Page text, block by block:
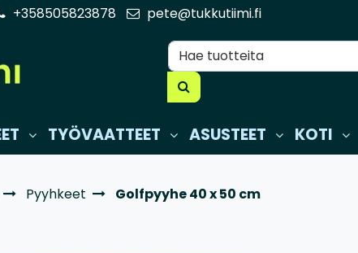
+358505823878 pete@tukkutiimi.fi
TYÖVAATTEET ASUSTEET KOTI
Pyyhkeet Golfpyyhe 40 x 50 cm